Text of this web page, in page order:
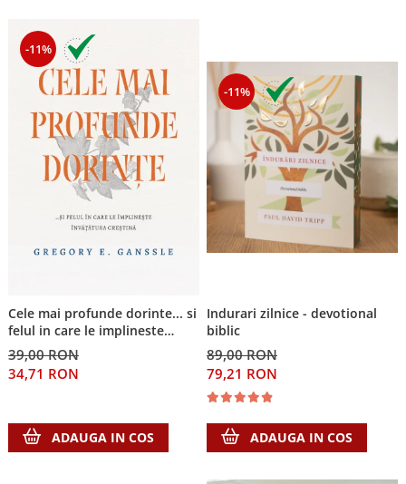
-11%
Cele mai profunde dorinte... si
felul in care le implineste
invatatura crestina
39,00 RON
34,71 RON
ADAUGA IN COS
-11%
Indurari zilnice - devotional
biblic
89,00 RON
79,21 RON
ADAUGA IN COS